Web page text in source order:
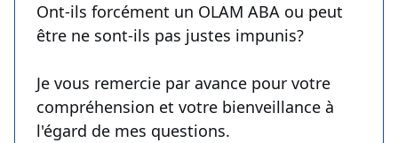
Ont-ils forcément un OLAM ABA ou peut
être ne sont-ils pas justes impunis?
Je vous remercie par avance pour votre
compréhension et votre bienveillance à
l'égard de mes questions.